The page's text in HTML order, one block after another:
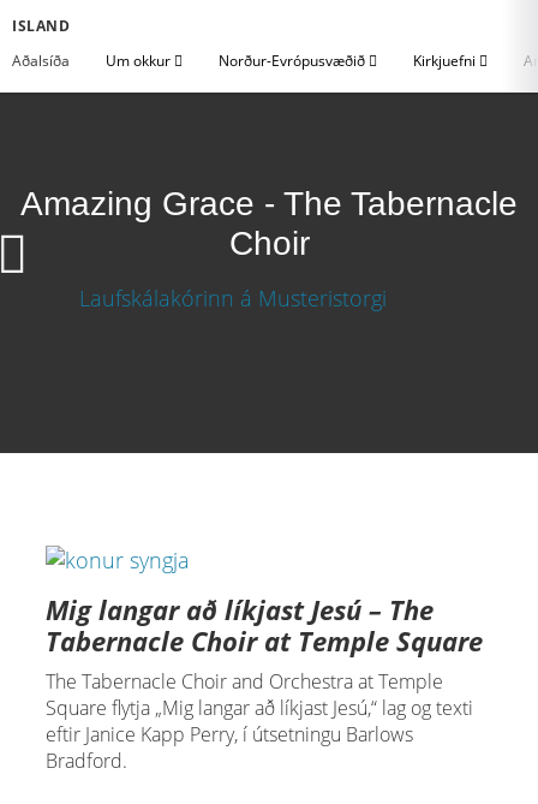
ISLAND
Aðalsíða
Um okkur Norður-Evrópusvæðið Kirkjuefni
Amazing Grace - The Tabernacle
Choir
Mig langar að líkjast Jesú – The
Tabernacle Choir at Temple Square
The Tabernacle Choir and Orchestra at Temple
Square flytja „Mig langar að líkjast Jesú,“ lag og texti
eftir Janice Kapp Perry, í útsetningu Barlows
Bradford.